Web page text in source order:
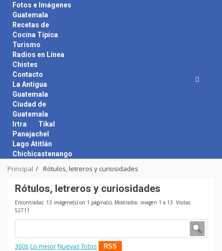
content
Fotos e Imágenes
Guatemala
Recetas de
Cocina Típica
Turismo
Radios en Línea
Chistes
Contacto
La Antigua
Guatemala
Ciudad de
Guatemala
Irtra
Tikal
Panajachel
Lago Atitlán
Chichicastenango
Principal Rótulos, letreros y curiosidades
Rótulos, letreros y curiosidades
Encontradas: 13 imágene(s) on 1 página(s). Mostrados: imagen 1 a 13. Visitas:
52711
360s Lo mejorNuevas fotos RSS